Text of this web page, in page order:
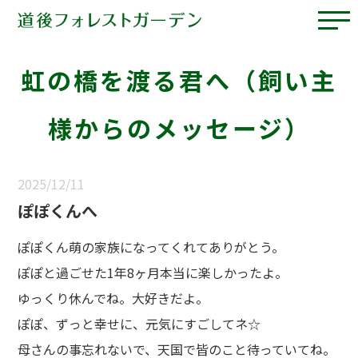
虹の橋を渡る君へ（飼い主
様からのメッセージ）
2025/12/11
ぽぽくんへ
ぽぽくん萌の家族になってくれてありがとう。
ぽぽと過ごせた1年8ヶ月本当に楽しかったよ。
ゆっくり休んでね。大好きだよ。
ぽぽ、ずっと幸せに、元気にすごしてネ☆
母さんの事忘れないで、天国で皆のこと待っていてね。